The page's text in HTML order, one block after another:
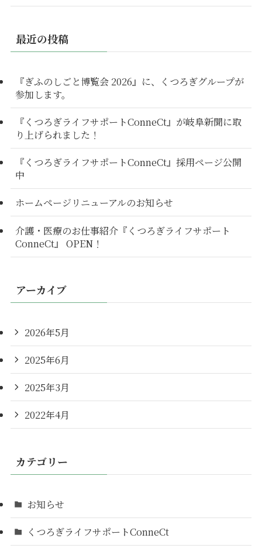
最近の投稿
『ぎふのしごと博覧会 2026』に、くつろぎグループが
参加します。
『くつろぎライフサポートConneCt』が岐阜新聞に取
り上げられました！
『くつろぎライフサポートConneCt』採用ページ公開
中
ホームページリニューアルのお知らせ
介護・医療のお仕事紹介『くつろぎライフサポート
ConneCt』 OPEN！
アーカイブ
2026年5月
2025年6月
2025年3月
2022年4月
カテゴリー
お知らせ
くつろぎライフサポートConneCt